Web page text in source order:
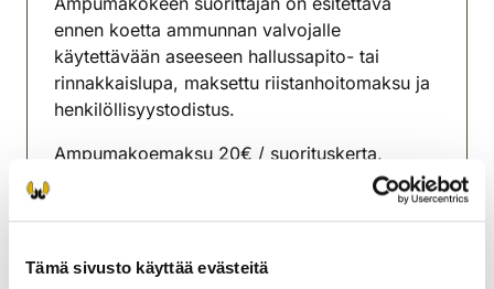
Tämä sivusto käyttää evästeitä
ennen koetta ammunnan valvojalle
käytettävään aseeseen hallussapito- tai
rinnakkaislupa, maksettu riistanhoitomaksu ja
henkilöllisyystodistus.
Ampumakoemaksu 20€ / suorituskerta,
4068876